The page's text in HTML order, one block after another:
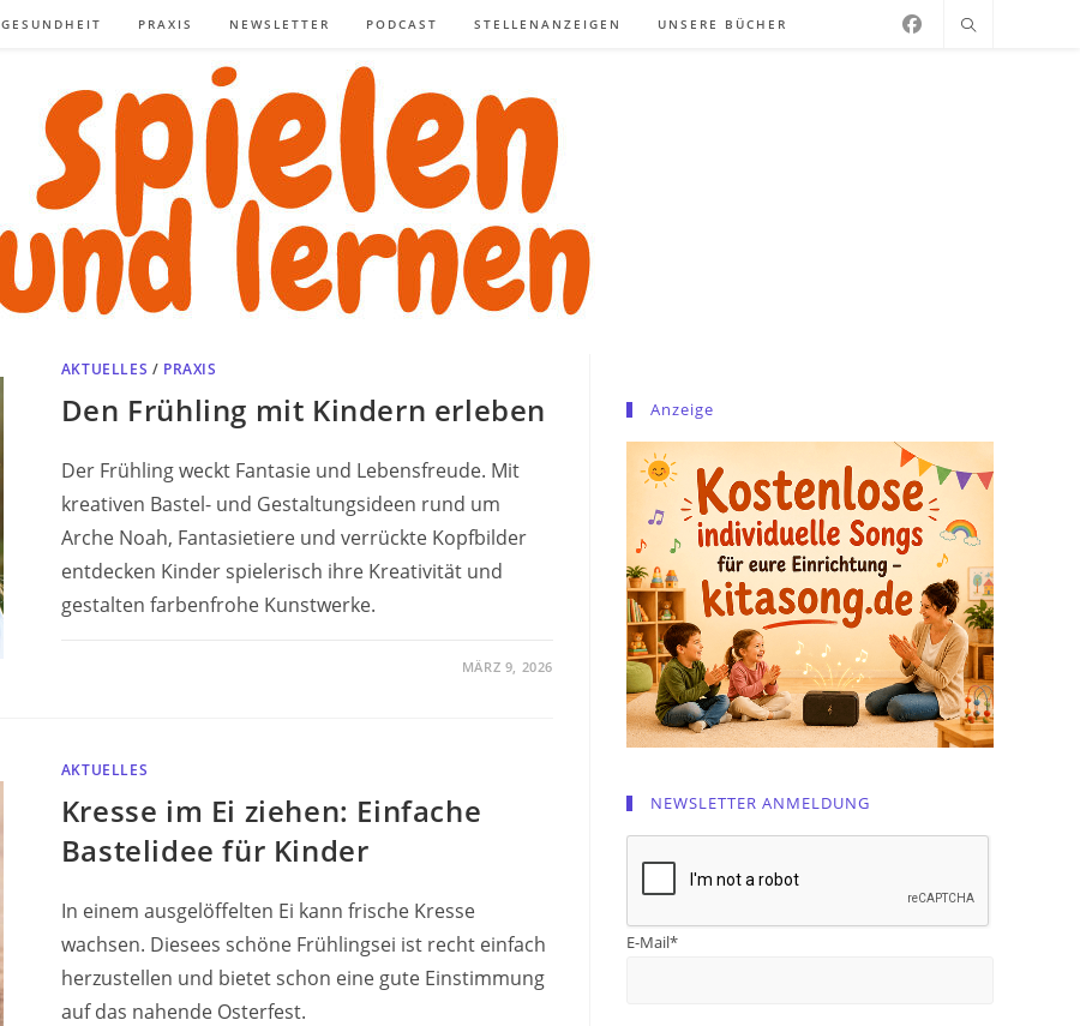
GESUNDHEIT PRAXIS NEWSLETTER PODCAST STELLENANZEIGEN UNSERE BÜCHER
AKTUELLES / PRAXIS
Den Frühling mit Kindern erleben
Der Frühling weckt Fantasie und Lebensfreude. Mit
kreativen Bastel- und Gestaltungsideen rund um
Arche Noah, Fantasietiere und verrückte Kopfbilder
entdecken Kinder spielerisch ihre Kreativität und
gestalten farbenfrohe Kunstwerke.
MÄRZ 9, 2026
AKTUELLES
Kresse im Ei ziehen: Einfache
Bastelidee für Kinder
In einem ausgelöffelten Ei kann frische Kresse
wachsen. Diesees schöne Frühlingsei ist recht einfach
herzustellen und bietet schon eine gute Einstimmung
auf das nahende Osterfest.
Anzeige
NEWSLETTER ANMELDUNG
E-Mail*